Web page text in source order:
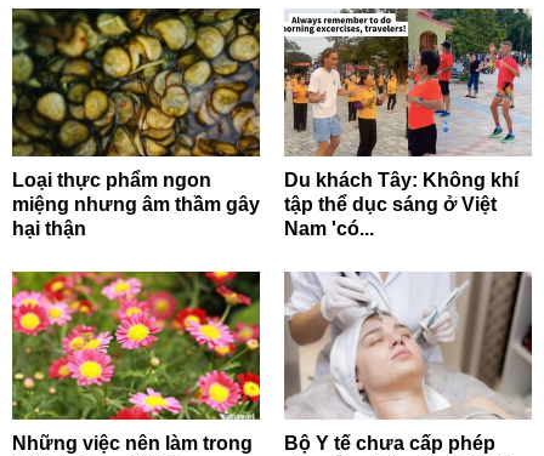
Loại thực phẩm ngon
miệng nhưng âm thầm gây
hại thận
Du khách Tây: Không khí
tập thể dục sáng ở Việt
Nam 'có...
Những việc nên làm trong
Bộ Y tế chưa cấp phép